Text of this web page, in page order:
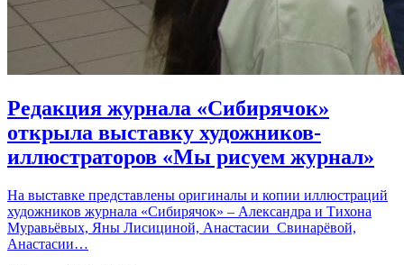
Редакция журнала «Сибирячок»
открыла выставку художников-
иллюстраторов «Мы рисуем журнал»
На выставке представлены оригиналы и копии иллюстраций
художников журнала «Сибирячок» – Александра и Тихона
Муравьёвых, Яны Лисициной, Анастасии Свинарёвой,
Анастасии…